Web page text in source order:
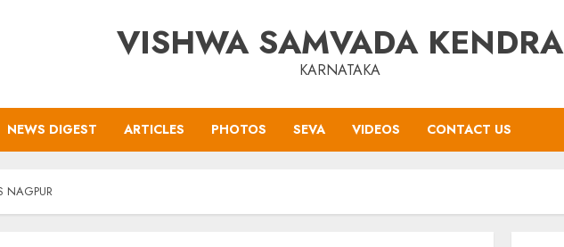
VISHWA SAMVADA KENDRA
KARNATAKA
NEWS DIGEST ARTICLES PHOTOS SEVA VIDEOS CONTACT US
NAGPUR